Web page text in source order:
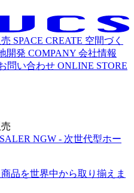
SPACE CREATE 空間づく
開発 COMPANY 会社情報
問い合わせ ONLINE STORE
NGW - 次世代型ホー
品を世界中から取り揃えま